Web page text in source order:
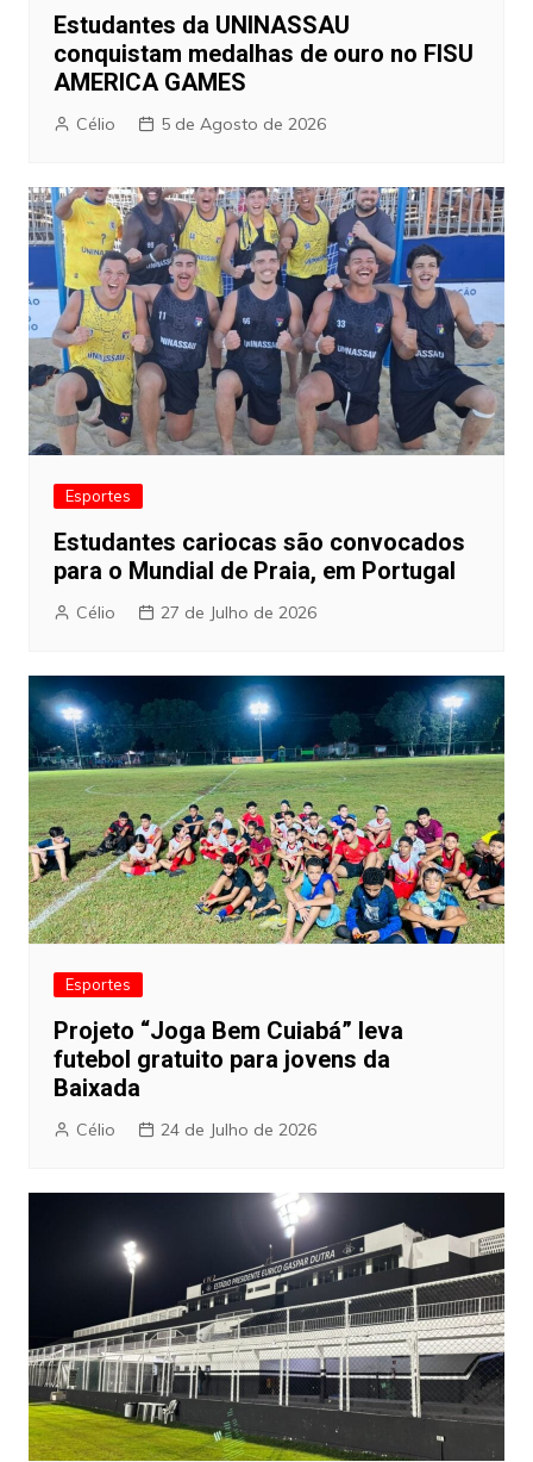
Estudantes da UNINASSAU
conquistam medalhas de ouro no FISU
AMERICA GAMES
Célio 5 de Agosto de 2026
Esportes
Estudantes cariocas são convocados
para o Mundial de Praia, em Portugal
Célio 27 de Julho de 2026
Esportes
Projeto “Joga Bem Cuiabá” leva
futebol gratuito para jovens da
Baixada
Célio 24 de Julho de 2026